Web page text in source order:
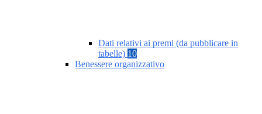
Dati relativi ai premi (da pubblicare in
tabelle) 10
Benessere organizzativo